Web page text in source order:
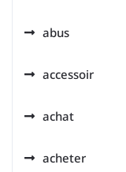
abus
accessoir
achat
acheter